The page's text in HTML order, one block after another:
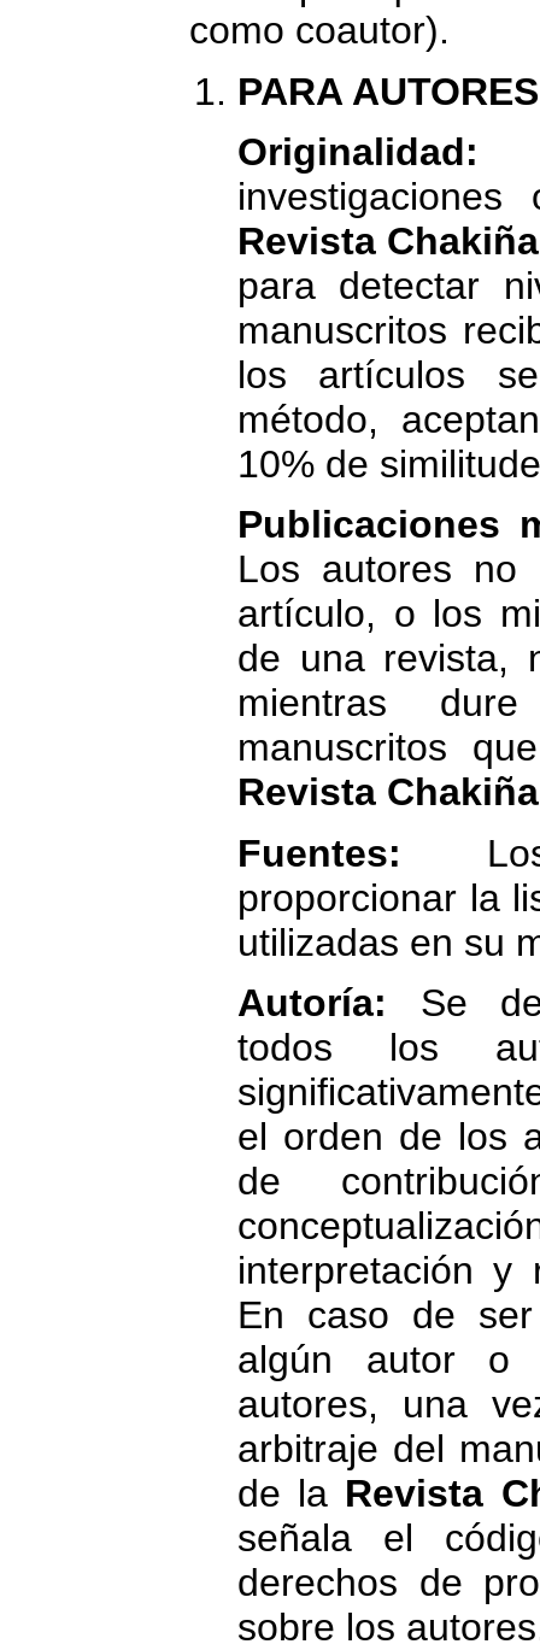
como coautor).
PARA
Originalidad:
Revista
para detectar
manuscritos
los artículos
método,
10% de
Publicaciones
Los autores no
artículo, o los
de una revista,
mientras
manuscritos
Revista
Fuentes: Los
proporcionar la
utilizadas en su
Autoría: Se
todos los
el orden de los
de
interpretación y
En caso de
algún autor o
autores, una
arbitraje del
de la Revista
señala el
derechos de
sobre los